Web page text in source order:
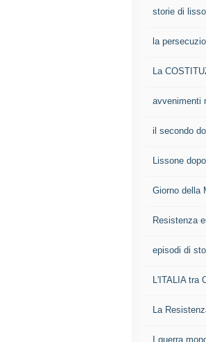
storie di
la
La
avvenimenti
il secondo
Lissone
Giorno della
Resistenza
episodi di
L'ITALIA tra
La
I guerra